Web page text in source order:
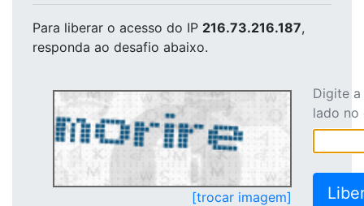
Para liberar o acesso do IP 216.73.216.187,
responda ao desafio abaixo.
[trocar imagem]
Digite
lado no